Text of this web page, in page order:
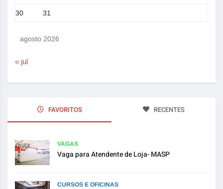
agosto 2026
30 31
« jul
FAVORITOS RECENTES
VAGAS
Vaga para Atendente de Loja- MASP
CURSOS E OFICINAS